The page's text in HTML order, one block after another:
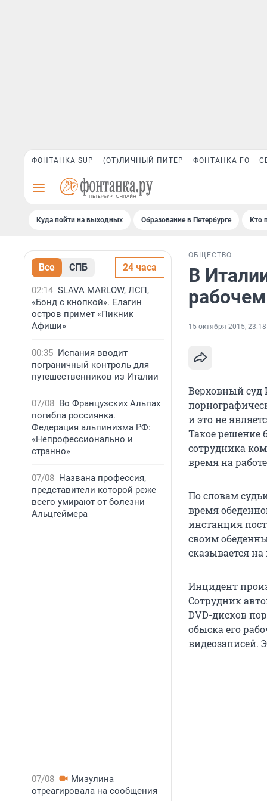
ФОНТАНКА SUP (ОТ)ЛИЧНЫЙ ПИТЕР ФОНТАНКА ГО
Куда пойти на выходных Образование в Петербурге Кто
Все СПБ 24 часа
02:14 SLAVA MARLOW, ЛСП,
«Бонд с кнопкой». Елагин
остров примет «Пикник
Афиши»
00:35 Испания вводит
пограничный контроль для
путешественников из Италии
07/08 Во Французских Альпах
погибла россиянка.
Федерация альпинизма РФ:
«Непрофессионально и
странно»
07/08 Названа профессия,
представители которой реже
всего умирают от болезни
Альцгеймера
07/08
Мизулина
отреагировала на сообщения
ОБЩЕСТВО
В
15 октября 2015, 23:18
Верховный суд
и это не
Такое решение
сотрудника
время на
По словам
время
инстанция
своим
сказывается
Инцидент
Сотрудник
DVD-дисков
обыска его
видеозаписей.